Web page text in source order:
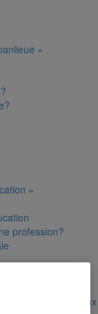
»
»
profession?
sur les lieux